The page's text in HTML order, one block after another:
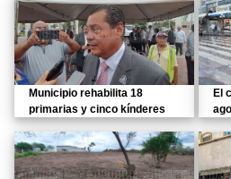
Municipio rehabilita 18
primarias y cinco kínderes
El